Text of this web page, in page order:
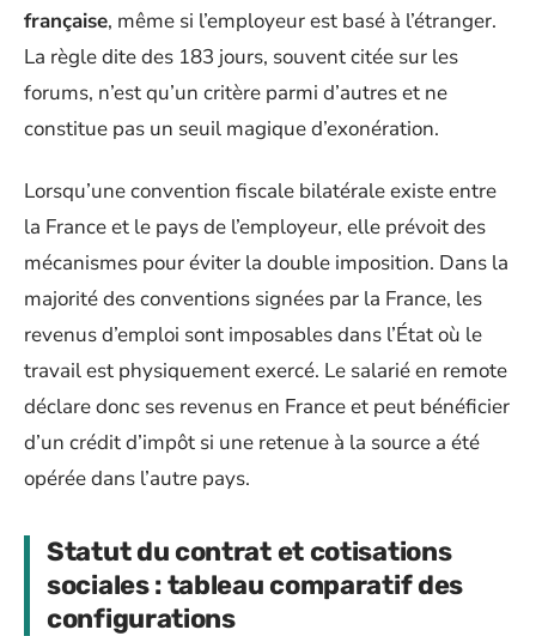
française, même si l’employeur est basé à l’étranger.
La règle dite des 183 jours, souvent citée sur les
forums, n’est qu’un critère parmi d’autres et ne
constitue pas un seuil magique d’exonération.
Lorsqu’une convention fiscale bilatérale existe entre
la France et le pays de l’employeur, elle prévoit des
mécanismes pour éviter la double imposition. Dans la
majorité des conventions signées par la France, les
revenus d’emploi sont imposables dans l’État où le
travail est physiquement exercé. Le salarié en remote
déclare donc ses revenus en France et peut bénéficier
d’un crédit d’impôt si une retenue à la source a été
opérée dans l’autre pays.
Statut du contrat et cotisations
sociales : tableau comparatif des
configurations